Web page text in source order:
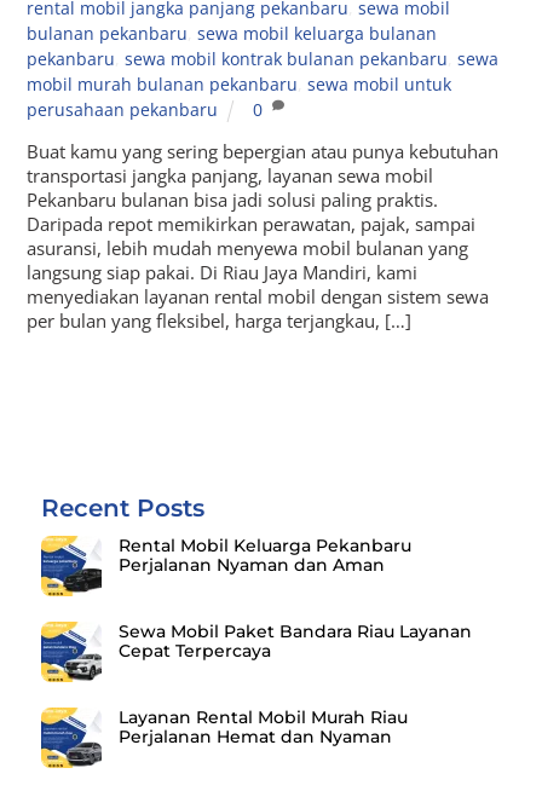
rental mobil jangka panjang pekanbaru ,sewa mobil
bulanan pekanbaru ,sewa mobil keluarga bulanan
pekanbaru ,sewa mobil kontrak bulanan pekanbaru ,sewa
mobil murah bulanan pekanbaru ,sewa mobil untuk
perusahaan pekanbaru
0
Buat kamu yang sering bepergian atau punya kebutuhan
transportasi jangka panjang, layanan sewa mobil
Pekanbaru bulanan bisa jadi solusi paling praktis.
Daripada repot memikirkan perawatan, pajak, sampai
asuransi, lebih mudah menyewa mobil bulanan yang
langsung siap pakai. Di Riau Jaya Mandiri, kami
menyediakan layanan rental mobil dengan sistem sewa
per bulan yang fleksibel, harga terjangkau, […]
Recent Posts
Rental Mobil Keluarga Pekanbaru
Perjalanan Nyaman dan Aman
Sewa Mobil Paket Bandara Riau Layanan
Cepat Terpercaya
Layanan Rental Mobil Murah Riau
Perjalanan Hemat dan Nyaman